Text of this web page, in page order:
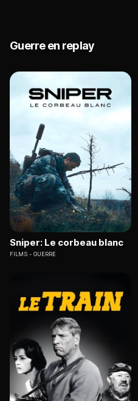
Guerre en replay
Sniper: Le corbeau blanc
FILMS GUERRE